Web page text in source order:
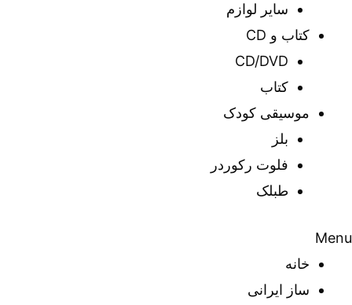
سایر لوازم
کتاب و CD
CD/DVD
کتاب
موسیقی کودک
بلز
فلوت رکوردر
طبلک
Menu
خانه
ساز ایرانی